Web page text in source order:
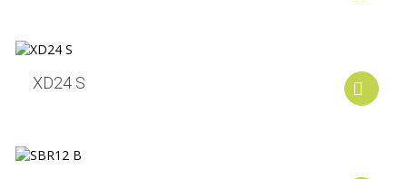
XD24 S